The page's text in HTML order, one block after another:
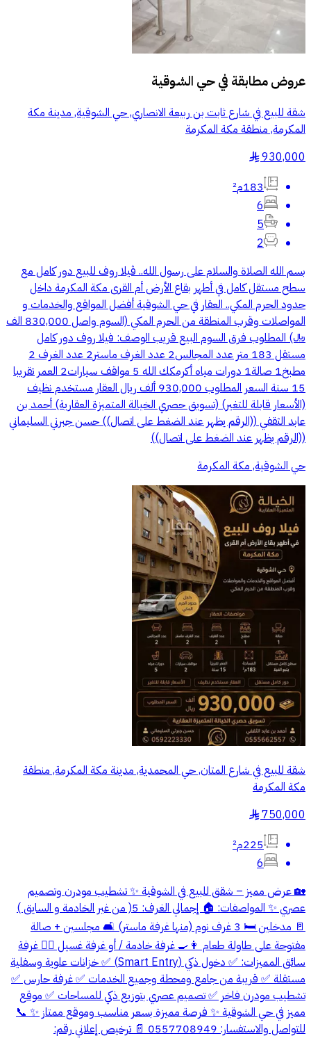
عروض مطابقة فيحي الشوقية
شقة للبيع في شارع ثابت بن ربيعة الانصاري, حي الشوقية, مدينة مكة
المكرمة, منطقة مكة المكرمة
930,000
§
183م²
6
5
2
‏بسم الله الصلاة والسلام على رسول الله.. ڤيلا روف للبيع دور كامل مع
سطح مستقل كامل في أطهر بقاع الأرض أم القرى مكة المكرمة داخل
حدود الحرم المكي.. العقار في حي الشوقية أفضل المواقع والخدمات و
المواصلات وقرب المنطقة من الحرم المكي (السوم واصل 830,000 الف
﷼) المطلوب فرق السوم البيع قريب الوصف: فيلا روف دور كامل
مستقل 183 متر عدد المجالس2 عدد الغرف ماستر2 عدد الغرف 2
مطبخ1 صالة1 دورات مياه أكرمكك الله 5 مواقف سيارات2 العمر تقريبا
15 سنة السعر المطلوب 930,000 ألف ريال العقار مستخدم نظيف
(الأسعار قابلة للتغير) (تسويق حصري الخيالة المتميزة العقارية) أحمد بن
عابد الثقفي ‏‎((الرقم يظهر عند الضغط على اتصال)) حسن جبرتي السليماني
حي الشوقية, مكة المكرمة
شقة للبيع في شارع المتان, حي المحمدية, مدينة مكة المكرمة, منطقة
مكة المكرمة
750,000
§
225م²
6
🏡 عرض مميز – شقق للبيع في الشوقية ✨ تشطيب مودرن وتصميم
عصري ✨ المواصفات: 🏠 إجمالي الغرف: 5( من غير الخادمة و السايق )
🚪 مدخلين 🛏️ 3 غرف نوم (منها غرفة ماستر) 🛋️ مجلسين + صالة
مفتوحة على طاولة طعام 👩‍🍳 غرفة خادمة / أو غرفة غسيل 👮‍♂️ غرفة
سائق المميزات: ✅ دخول ذكي (Smart Entry) ✅ خزانات علوية وسفلية
مستقلة ✅ قريبة من جامع ومحطة وجميع الخدمات ✅ غرفة حارس ✅
تشطيب مودرن فاخر ✅ تصميم عصري بتوزيع ذكي للمساحات ✅ موقع
مميز في حي الشوقية ✨ فرصة مميزة بسعر مناسب وموقع ممتاز ✨ 📞
للتواصل والاستفسار: 0557708949 📄 ترخيص إعلاني رقم: